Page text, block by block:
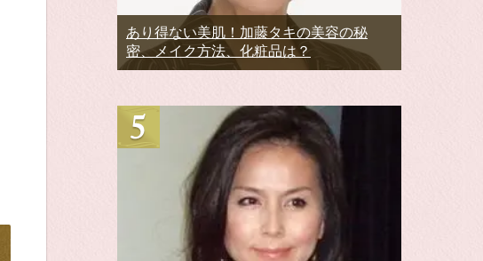
あり得ない美肌！加藤タキの美容の秘
密、メイク方法、化粧品は？